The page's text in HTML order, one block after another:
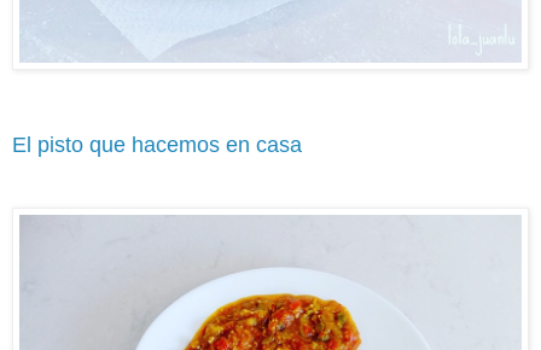
El pisto que hacemos en casa